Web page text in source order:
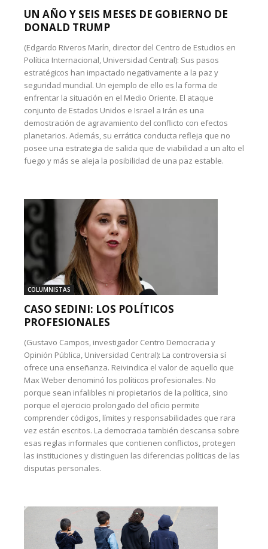
UN AÑO Y SEIS MESES DE GOBIERNO DE
DONALD TRUMP
(Edgardo Riveros Marín, director del Centro de Estudios en
Política Internacional, Universidad Central): Sus pasos
estratégicos han impactado negativamente a la paz y
seguridad mundial. Un ejemplo de ello es la forma de
enfrentar la situación en el Medio Oriente. El ataque
conjunto de Estados Unidos e Israel a Irán es una
demostración de agravamiento del conflicto con efectos
planetarios. Además, su errática conducta refleja que no
posee una estrategia de salida que de viabilidad a un alto el
fuego y más se aleja la posibilidad de una paz estable.
COLUMNISTAS
CASO SEDINI: LOS POLÍTICOS
PROFESIONALES
(Gustavo Campos, investigador Centro Democracia y
Opinión Pública, Universidad Central): La controversia sí
ofrece una enseñanza. Reivindica el valor de aquello que
Max Weber denominó los políticos profesionales. No
porque sean infalibles ni propietarios de la política, sino
porque el ejercicio prolongado del oficio permite
comprender códigos, límites y responsabilidades que rara
vez están escritos. La democracia también descansa sobre
esas reglas informales que contienen conflictos, protegen
las instituciones y distinguen las diferencias políticas de las
disputas personales.